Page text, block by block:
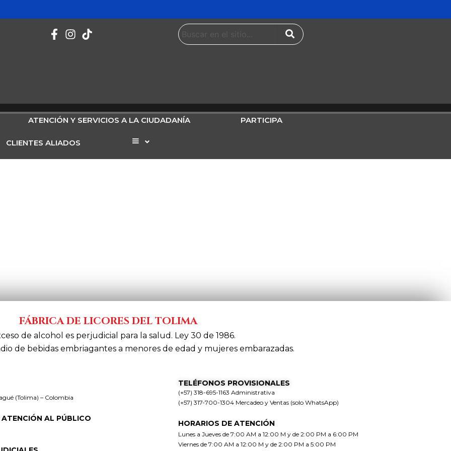
ATENCIÓN Y SERVICIOS A LA CIUDADANÍA PARTICIPA
CLIENTES ALIADOS Elemento
menú
FÁBRICA DE LICORES DEL TOLIMA
de alcohol es perjudicial para la salud. Ley 30 de 1986.
de bebidas embriagantes a menores de edad y mujeres embarazadas.
(Tolima) – Colombia
AL PÚBLICO
TELÉFONOS PROVISIONALES
(+57) 318-695-1163 Administrativa
(+57) 317-700-1304 Mercadeo y Ventas (solo WhatsApp)
HORARIOS DE ATENCIÓN
Lunes a Jueves de 7:00 AM a 12:00 M y de 2:00 PM a 6:00 PM
Viernes de 7:00 AM a 12:00 M y de 2:00 PM a 5:00 PM